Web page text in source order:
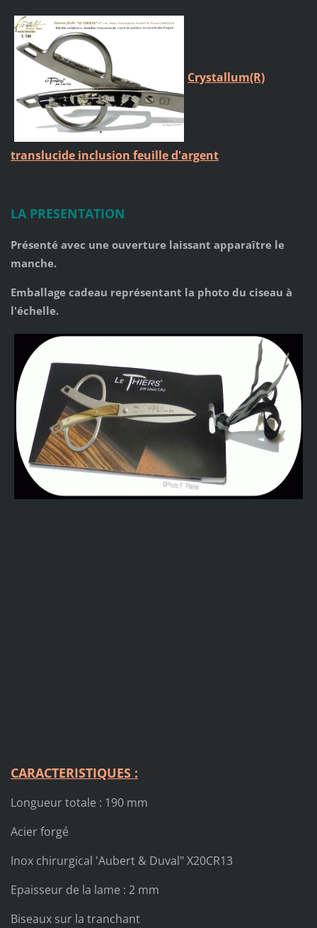
Crystallum(R)
translucide inclusion feuille d'argent
LA PRESENTATION
Présenté avec une ouverture laissant apparaître le
manche.
Emballage cadeau représentant la photo du ciseau à
l'échelle.
CARACTERISTIQUES:
Longueur totale : 190 mm
Acier forgé
Inox chirurgical 'Aubert & Duval" X20CR13
Epaisseur de la lame : 2 mm
Biseaux sur la tranchant